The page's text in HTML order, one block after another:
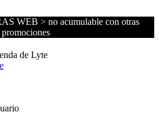
WEB > no acumulable con otras
promociones